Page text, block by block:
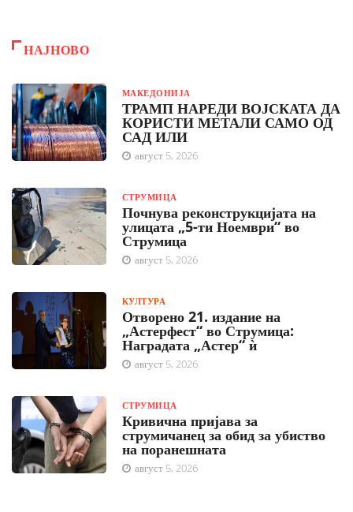
НАЈНОВО
МАКЕДОНИЈА
ТРАМП НАРЕДИ ВОЈСКАТА ДА
КОРИСТИ МЕТАЛИ САМО ОД
САД ИЛИ
август 5, 2026
СТРУМИЦА
Почнува реконструкцијата на
улицата „5-ти Ноември“ во
Струмица
август 5, 2026
КУЛТУРА
Отворено 21. издание на
„Астерфест“ во Струмица:
Наградата „Астер“ ѝ
август 5, 2026
СТРУМИЦА
Кривична пријава за
струмичанец за обид за убиство
на поранешната
август 5, 2026